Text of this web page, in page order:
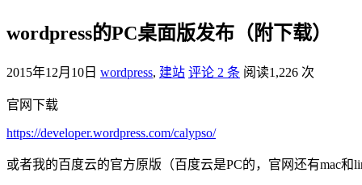
wordpress的PC桌面版发布（附下载）
2015年12月10日 wordpress, 建站 评论 2 条 阅读1,226 次
官网下载
https://developer.wordpress.com/calypso/
或者我的百度云的官方原版（百度云是PC的，官网还有mac和